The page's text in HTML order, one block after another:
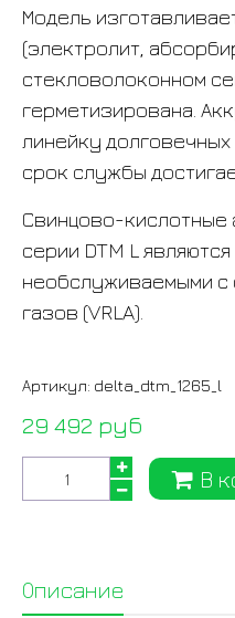
Модель
(электролит,
стекловолоконном
герметизирована.
линейку
срок службы
Свинцово-кислотные
серии DTM L
необслуживаемыми с
газов (VRLA).
Артикул: delta_dtm_1265_l
29 492 руб
В
Описание